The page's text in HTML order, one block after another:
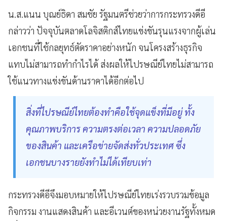
น.ส.แนน บุณย์ธิดา สมชัย รัฐมนตรีช่วยว่าการกระทรวงดีอี
กล่าวว่า ปัจจุบันตลาดโลจิสติกส์ไทยแข่งขันรุนแรงจากผู้เล่น
เอกชนที่ใช้กลยุทธ์ตัดราคาอย่างหนัก จนโครงสร้างธุรกิจ
แทบไม่สามารถทำกำไรได้ ส่งผลให้ไปรษณีย์ไทยไม่สามารถ
ใช้แนวทางแข่งขันด้านราคาได้อีกต่อไป
สิ่งที่ไปรษณีย์ไทยต้องทำคือใช้จุดแข็งที่มีอยู่ ทั้ง
คุณภาพบริการ ความตรงต่อเวลา ความปลอดภัย
ของสินค้า และเครือข่ายจัดส่งทั่วประเทศ ซึ่ง
เอกชนบางรายยังทำไม่ได้เทียบเท่า
กระทรวงดีอีจึงมอบหมายให้ไปรษณีย์ไทยเร่งรวบรวมข้อมูล
กิจกรรม งานแสดงสินค้า และอีเวนต์ของหน่วยงานรัฐทั้งหมด